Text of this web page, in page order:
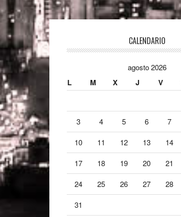
CALENDARIO
agosto 2026
L M X J V
3 4 5 6 7
10 11 12 13 14
17 18 19 20 21
24 25 26 27 28
31